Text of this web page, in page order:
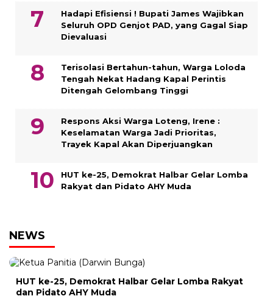
Hadapi Efisiensi ! Bupati James Wajibkan
Seluruh OPD Genjot PAD, yang Gagal Siap
Dievaluasi
Terisolasi Bertahun-tahun, Warga Loloda
Tengah Nekat Hadang Kapal Perintis
Ditengah Gelombang Tinggi
Respons Aksi Warga Loteng, Irene :
Keselamatan Warga Jadi Prioritas,
Trayek Kapal Akan Diperjuangkan
HUT ke-25, Demokrat Halbar Gelar Lomba
Rakyat dan Pidato AHY Muda
NEWS
HUT ke-25, Demokrat Halbar Gelar Lomba Rakyat
dan Pidato AHY Muda